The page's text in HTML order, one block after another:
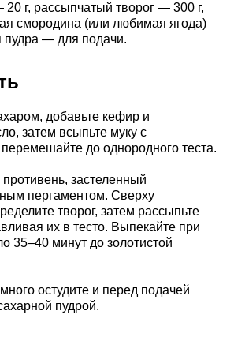
20 г, рассыпчатый творог — 300 г,
смородина (или любимая ягода)
пудра — для подачи.
добавьте кефир и
затем всыпьте муку с
до однородного теста.
застеленный
пергаментом. Сверху
творог, затем рассыпьте
их в тесто. Выпекайте при
35–40 минут до золотистой
остудите и перед подачей
пудрой.